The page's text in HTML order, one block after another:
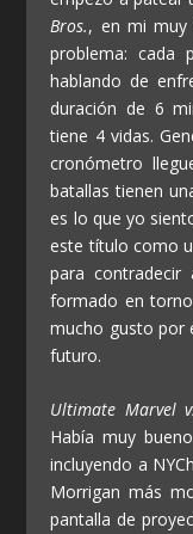
Bros., en mi muy
problema: cada
hablando de
duración de 6
tiene 4 vidas.
cronómetro
batallas tienen
es lo que yo
este título como
para
formado en
mucho gusto por
futuro.
Ultimate Marvel
Había muy
incluyendo a
Morrigan más
pantalla de